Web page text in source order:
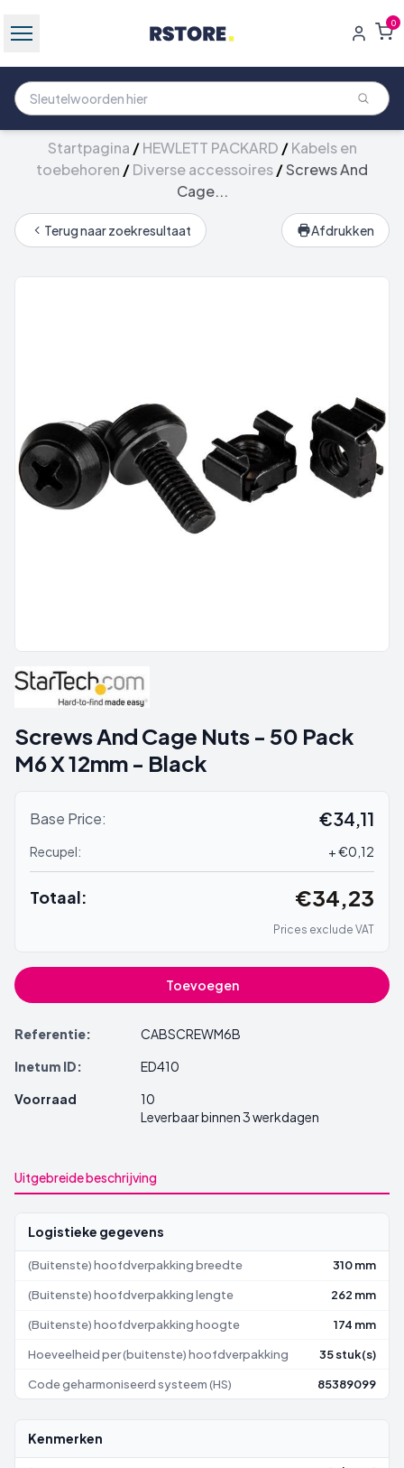
0
Startpagina /HEWLETT PACKARD /Kabels en
toebehoren /Diverse accessoires/Screws And
Cage...
Terug naar zoekresultaat Afdrukken
Screws And Cage Nuts - 50 Pack
M6 X 12mm - Black
Base Price: €34,11
Recupel: + €0,12
Totaal: €34,23
Prices exclude VAT
Toevoegen
Referentie:
CABSCREWM6B
Inetum ID:
ED410
Voorraad
10
Leverbaar binnen 3 werkdagen
Uitgebreide beschrijving
Logistieke gegevens
(Buitenste) hoofdverpakking breedte 310 mm
(Buitenste) hoofdverpakking lengte 262 mm
(Buitenste) hoofdverpakking hoogte 174 mm
Hoeveelheid per (buitenste) hoofdverpakking 35 stuk(s)
Code geharmoniseerd systeem (HS) 85389099
Kenmerken